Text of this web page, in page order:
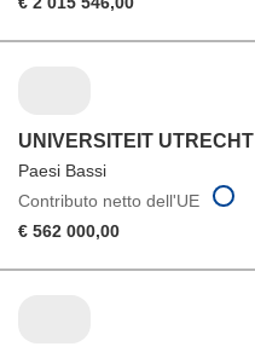
UNIVERSITEIT UTRECHT
Paesi Bassi
Contributo netto dell'UE
€ 562 000,00